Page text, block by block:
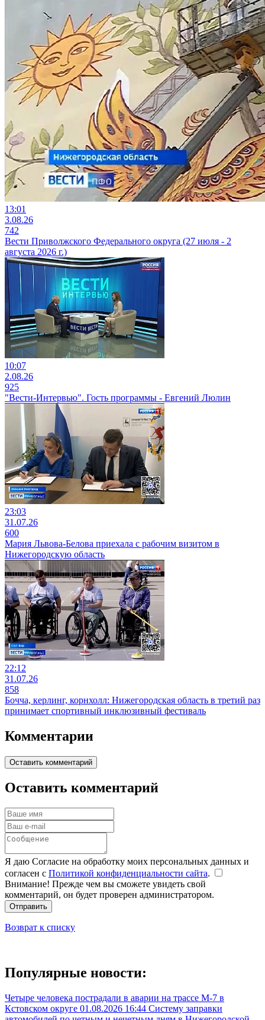
13:01
3.08.26
742
Вести Приволжского Федерального округа (27 июля - 2
августа 2026 г.)
10:07
2.08.26
925
"Вести-Интервью". Гость программы - Евгений Люлин
23:03
31.07.26
600
Мария Львова-Белова приехала с рабочим визитом в
Нижегородскую область
22:12
31.07.26
858
Бочча, керлинг, корнхолл: Нижегородская область в третий раз
принимает спортивный инклюзивный фестиваль
Комментарии
Оставить комментарий
Оставить комментарий
Я даю Согласие на обработку моих персональных данных и
согласен с Политикой конфиденциальности сайта.
Внимание! Прежде чем вы сможете увидеть свой
комментарий, он будет проверен администратором.
Отправить
Возврат к списку
Популярные новости:
Четыре человека пострадали в аварии на трассе М-7 в
Кстовском округе 01.08.2026 16:44 Систему заправки